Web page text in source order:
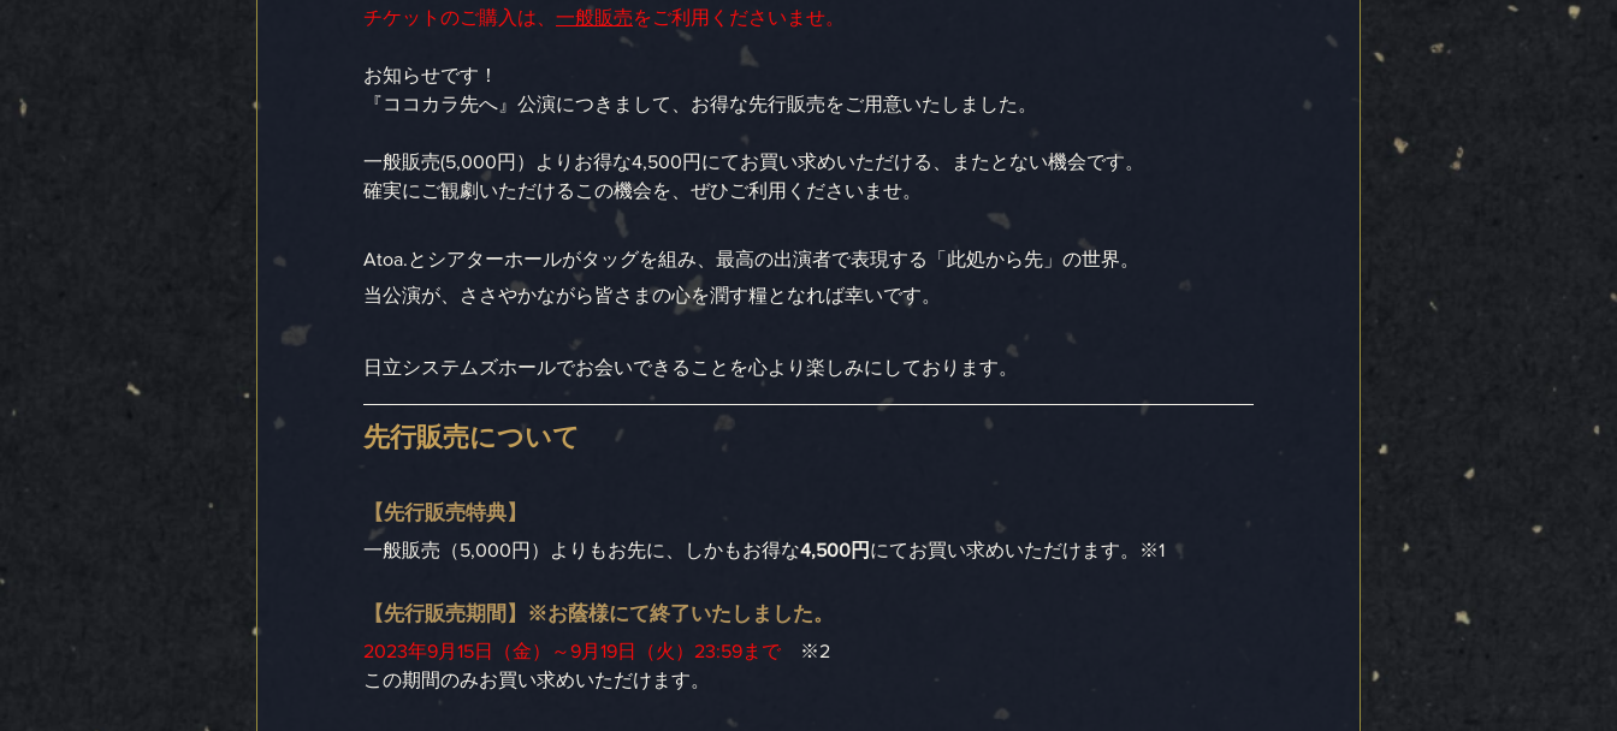
チケットのご購入は、 一般販売をご利用くださいませ。
お知らせです！
『ココカラ先へ』公演につきまして、お得な先行販売をご用意いたしました。
一般販売(5,000円）よりお得な4,500円にてお買い求めいただける、またとない機会です。
確実にご観劇いただけるこの機会を、ぜひご利用くださいませ。
Atoa.とシアターホールがタッグを組み、最高の出演者で表現する「此処から先」の世界。
当公演が、ささやかながら皆さまの心を潤す糧となれば幸いです。
日立システムズホールでお会いできることを心より楽しみにしております。
先行販売について
【先行販売特典】
一般販売（5,000円）よりもお先に、しかもお得な4,500円 にてお買い求めいただけます。※1
【先行販売期間】※お蔭様にて終了いたしました。
2023年9月15日（金）～9月19日（火）23:59まで ※2
この期間のみお買い求めいただけます。